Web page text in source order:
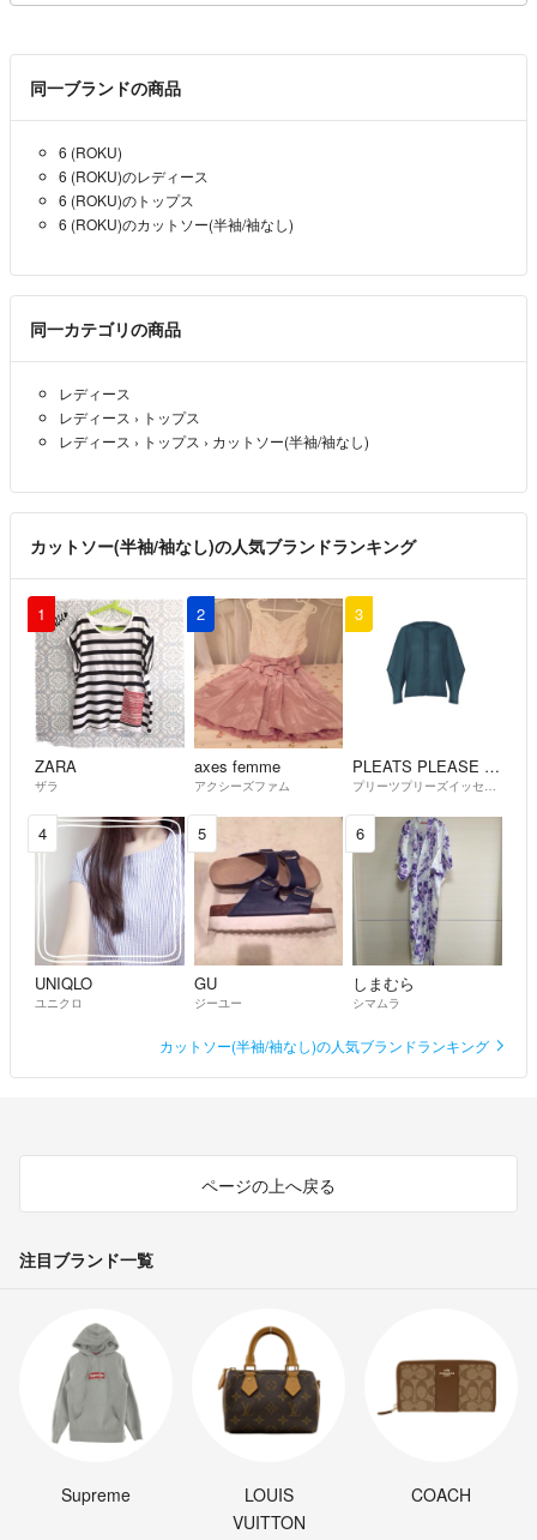
同一ブランドの商品
6 (ROKU)
6 (ROKU)のレディース
6 (ROKU)のトップス
6 (ROKU)のカットソー(半袖/袖なし)
同一カテゴリの商品
レディース
レディース › トップス
レディース › トップス › カットソー(半袖/袖なし)
カットソー(半袖/袖なし)の人気ブランドランキング
1
ZARA
ザラ
2
axes femme
アクシーズファム
3
PLEATS PLEASE ISSEY MIYAKE
プリーツプリーズイッセイミヤケ
4
UNIQLO
ユニクロ
5
GU
ジーユー
6
しまむら
シマムラ
カットソー(半袖/袖なし)の人気ブランドランキング
ページの上へ戻る
注目ブランド一覧
Supreme
LOUIS
VUITTON
COACH